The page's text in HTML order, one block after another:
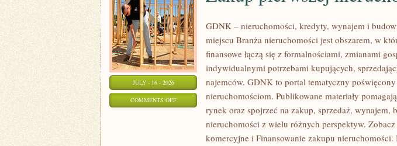
JULY - 16 - 2026
COMMENTS OFFON
PIERWSZEJ
NIERUCHOMOŚCI
GDNK – nieruchomości, kredyty, wynajem i
miejscu Branża nieruchomości jest obszarem, w
finansowe łączą się z formalnościami, zmianami
indywidualnymi potrzebami kupujących,
najemców. GDNK to portal tematyczny
nieruchomościom. Publikowane materiały
rynek oraz spojrzeć na zakup, sprzedaż, wynajem,
nieruchomości z wielu różnych perspektyw.
komercyjne i Finansowanie zakupu nieruchomości.